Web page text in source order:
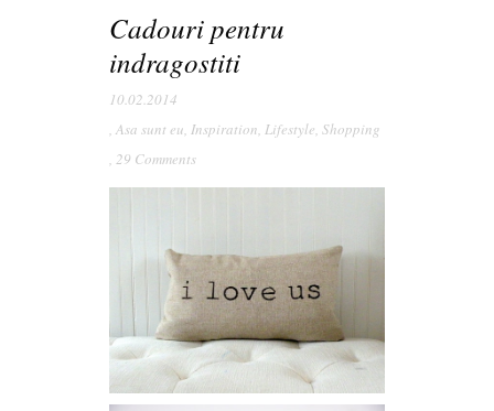
Cadouri pentru
indragostiti
10.02.2014
, Asa sunt eu, Inspiration, Lifestyle, Shopping
, 29 Comments